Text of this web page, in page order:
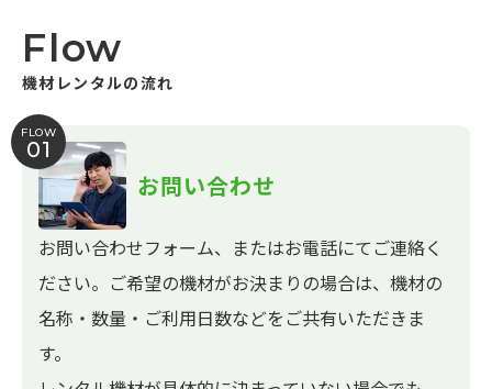
Flow
機材レンタルの流れ
FLOW
01
お問い合わせ
お問い合わせフォーム、またはお電話にてご連絡く
ださい。ご希望の機材がお決まりの場合は、機材の
名称・数量・ご利用日数などをご共有いただきま
す。